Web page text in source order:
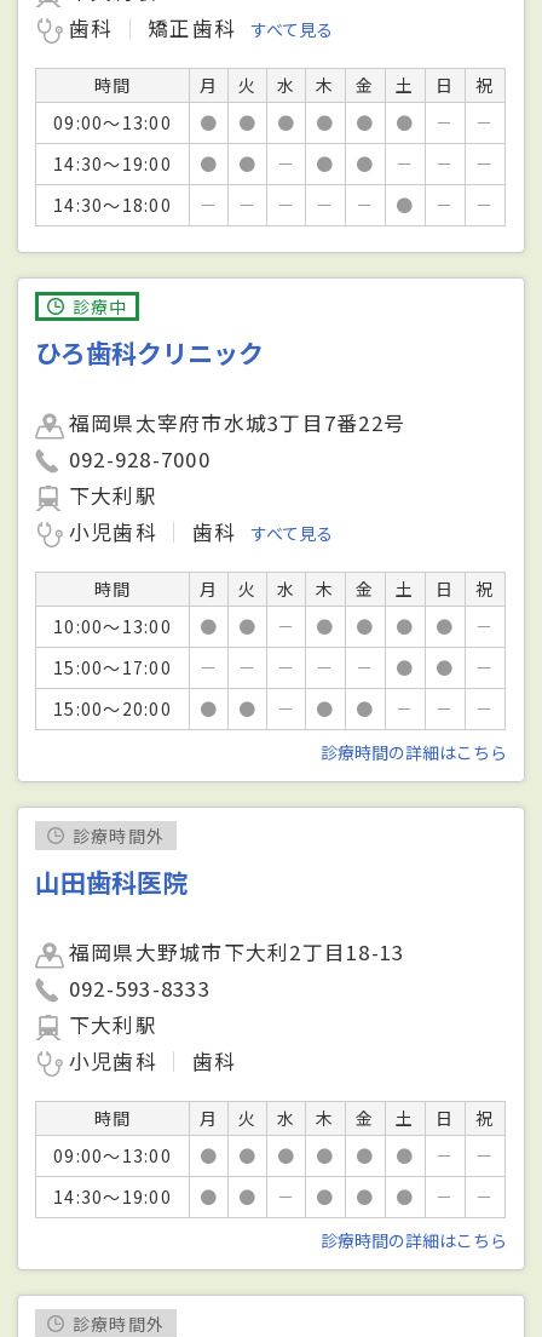
歯科
矯正歯科 すべて見る
時間 月 火 水 木 金 土 日
祝
09:00～13:00
● ● ● ● ● ● －
－
14:30～19:00
● ● － ● ● － －
－
14:30～18:00
－ － － － － ● － －
診療中
ひろ歯科クリニック
福岡県太宰府市水城3丁目7番22号
092-928-7000
下大利駅
小児歯科
歯科 すべて見る
時間 月 火 水 木 金 土 日
祝
10:00～13:00
● ● － ● ● ● ●
－
15:00～17:00
－ － － － － ● ●
－
15:00～20:00
● ● － ● ● － －
－
診療時間の詳細はこちら
診療時間外
山田歯科医院
福岡県大野城市下大利2丁目18-13
092-593-8333
下大利駅
小児歯科
歯科
時間 月 火 水 木 金 土 日
祝
09:00～13:00
● ● ● ● ● ● －
－
14:30～19:00
● ● － ● ● ● －
－
診療時間の詳細はこちら
診療時間外